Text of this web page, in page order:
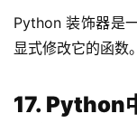
Python 装饰器是
显式修改它的函数。
17.